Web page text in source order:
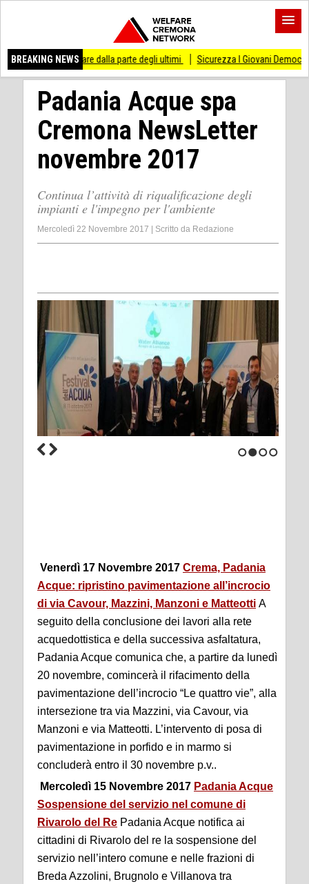
BREAKING NEWS
stare dalla parte degli ultimi Sicurezza I Giovani Democratici ribattono ai
Padania Acque spa
Cremona NewsLetter
novembre 2017
Continua l’attività di riqualificazione degli
impianti e l'impegno per l'ambiente
Mercoledì 22 Novembre 2017 Scritto da Redazione
Venerdì 17 Novembre 2017 Crema, Padania
Acque: ripristino pavimentazione all’incrocio
di via Cavour, Mazzini, Manzoni e Matteotti A
seguito della conclusione dei lavori alla rete
acquedottistica e della successiva asfaltatura,
Padania Acque comunica che, a partire da lunedì
20 novembre, comincerà il rifacimento della
pavimentazione dell’incrocio “Le quattro vie”, alla
intersezione tra via Mazzini, via Cavour, via
Manzoni e via Matteotti. L’intervento di posa di
pavimentazione in porfido e in marmo si
concluderà entro il 30 novembre p.v..
Mercoledì 15 Novembre 2017 Padania Acque
Sospensione del servizio nel comune di
Rivarolo del Re Padania Acque notifica ai
cittadini di Rivarolo del re la sospensione del
servizio nell’intero comune e nelle frazioni di
Breda Azzolini, Brugnolo e Villanova tra